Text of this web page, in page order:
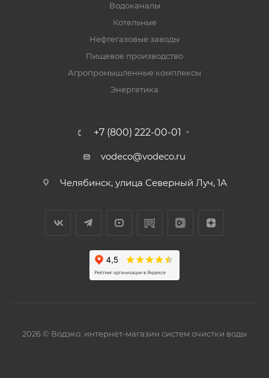
Водоканалы
Котельные
Нефтегазовые заводы
Пищевое производство
Агропромышленные комплексы
Энергетика
+7 (800) 222-00-01
vodeco@vodeco.ru
Челябинск, улица Северный Луч, 1А
2026 © Водэко: интернет-магазин систем очистки воды